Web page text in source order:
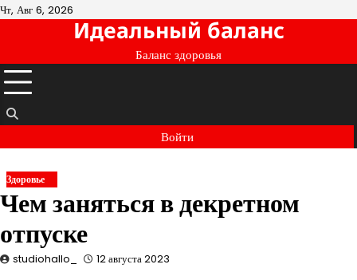
Перейти
Чт, Авг 6, 2026
Идеальный баланс
Баланс здоровья
Войти
Здоровье
Чем заняться в декретном
отпуске
studiohallo_ 12 августа 2023